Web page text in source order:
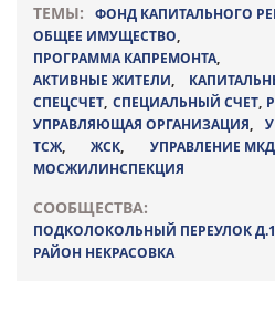
ТЕМЫ:
ФОНД КАПИТАЛЬНОГО
ОБЩЕЕ ИМУЩЕСТВО,
ПРОГРАММА КАПРЕМОНТА
АКТИВНЫЕ ЖИТЕЛИ,
СПЕЦСЧЕТ, СПЕЦИАЛЬНЫЙ СЧЕТ,
УПРАВЛЯЮЩАЯ ОРГАНИЗАЦИЯ,
ТСЖ,ЖСК, УПРАВЛЕНИЕ МКД
МОСЖИЛИНСПЕКЦИЯ
СООБЩЕСТВА:
ПОДКОЛОКОЛЬНЫЙ ПЕРЕУЛОК
РАЙОН НЕКРАСОВКА